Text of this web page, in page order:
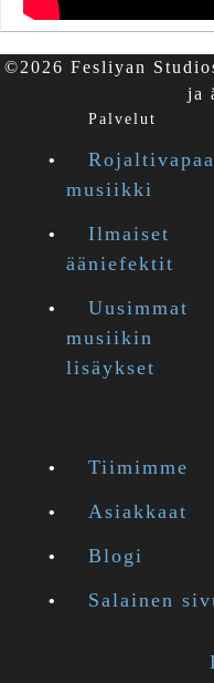
©2026 Fesliyan
ja
Palvelut
Rojaltivapaa
musiikki
Ilmaiset
ääniefektit
Uusimmat
musiikin
lisäykset
Tiimimme
Asiakkaat
Blogi
Salainen